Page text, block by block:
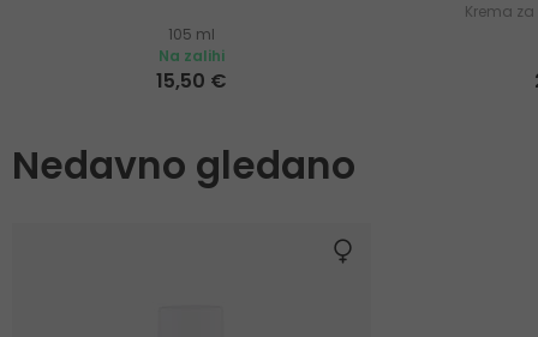
105 ml
Na zalihi
15,50 €
Krema
Nedavno gledano